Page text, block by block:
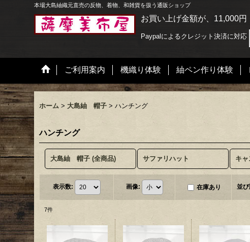
本場大島紬織元直売の反物、着物、和雑貨を扱う通販ショップ
お買い上げ金額が、11,000円
Paypalによるクレジット決済に対応
ご利用案内 機織り体験 紬ペン作り体験
ホーム > 大島紬 帽子 > ハンチング
ハンチング
大島紬 帽子 (全商品) サファリハット キャ
表示数: 画像: 在庫あり 並
7件